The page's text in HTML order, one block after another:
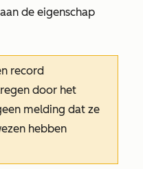
de eigenschap
record
door het
melding dat ze
hebben